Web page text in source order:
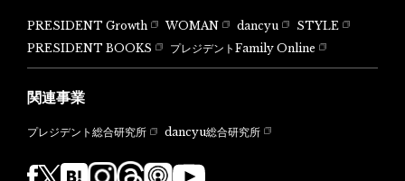
PRESIDENT Growth WOMAN dancyu
STYLE
PRESIDENT BOOKS
プレジデントFamily Online
関連事業
プレジデント総合研究所 dancyu総合研究所